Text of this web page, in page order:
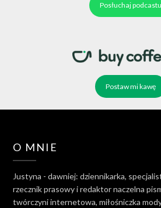
Posłuchaj podcastu
Postaw mi kawę
O MNIE
Justyna - dawniej: dziennikarka,
rzecznik prasowy i redaktor naczelna
twórczyni internetowa, miłośniczka